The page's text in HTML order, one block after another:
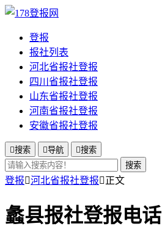
登报
报社列表
河北省报社登报
四川省报社登报
山东省报社登报
河南省报社登报
安徽省报社登报
搜索 导航 搜索
搜索
登报河北省报社登报正文
蠡县报社登报电话